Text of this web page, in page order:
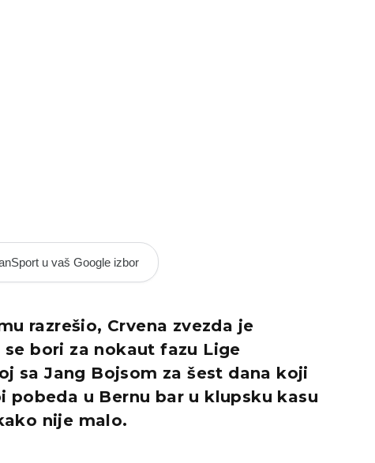
u vaš Google izbor
razrešio, Crvena zvezda je
bori za nokaut fazu Lige
sa Jang Bojsom za šest dana koji
pobeda u Bernu bar u klupsku kasu
nije malo.